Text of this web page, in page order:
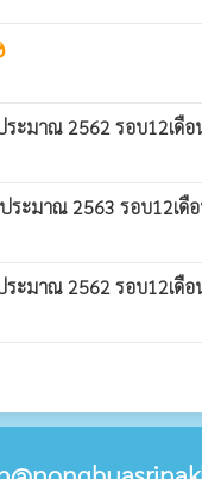
มาณ 2562 รอบ12เดือ
ะมาณ 2563 รอบ12เ
ระมาณ 2562 รอบ12เดือ